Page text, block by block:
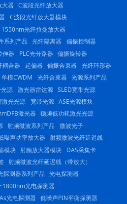
大器 C波段光纤放大器
C波段光纤放大器模块
1550nm光纤拉曼放大器
系列产品 光纤隔离器
偏振控制器
伸器 PLC光分路器
偏振旋转器
耦合器 起偏器 偏振合束器
光纤环形器
单模CWDM 光纤合束器
光源系列产品
源 激光器雷达源 SLED宽带光源
激光光源 宽带光源 ASE光源模块
激光器 稳频低功耗激光光源
射频微波系列产品
微波光子
噪声功率放大器 射频微波光纤延迟线
模块 射频放大器模块
DAS采集卡
射频微波光纤延迟线（带放大）
探测器系列产品 光电探测器
光电探测器
光电探测器 低噪声PIN平衡探测器